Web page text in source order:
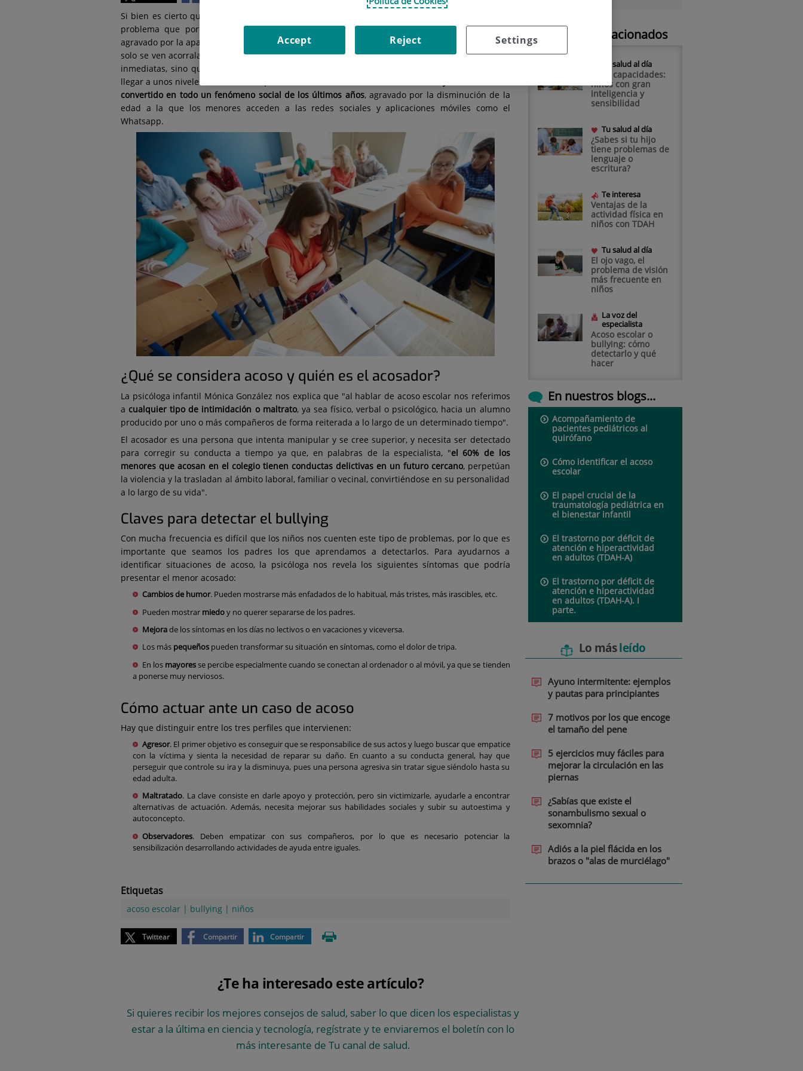
Si bien es cierto que el acoso escolar que hoy en día conocemos por el término bullying es un
problema que por desgracia ha existido toda la vida, en la actualidad la situación se ha
agravado por la aparición de una nueva vía de acoso: los medios digitales. Ahora los menores no
solo se ven acorralados física y psicológicamente en persona, durante las horas de colegio y las
inmediatas, sino que el acoso puede extenderse a las 24 horas del día y, lo que es aún peor,
llegar a unos niveles de difusión impensables hace unos años. Ciertamente,
convertido en todo un fenómeno social de los últimos años, agravado por la disminución de la
edad a la que los menores acceden a las redes sociales y aplicaciones móviles como el
Whatsapp.
¿Qué se considera acoso y quién es el acosador?
La psicóloga infantil Mónica González nos explica que "al hablar de acoso escolar nos referimos
a cualquier tipo de intimidación o maltrato, ya sea físico, verbal o psicológico, hacia un alumno
producido por uno o más compañeros de forma reiterada a lo largo de un determinado tiempo".
El acosador es una persona que intenta manipular y se cree superior, y necesita ser detectado
para corregir su conducta a tiempo ya que, en palabras de la especialista, "el 60% de los
menores que acosan en el colegio tienen conductas delictivas en un futuro cercano, perpetúan
la violencia y la trasladan al ámbito laboral, familiar o vecinal, convirtiéndose en su personalidad
a lo largo de su vida".
Claves para detectar el bullying
Con mucha frecuencia es difícil que los niños nos cuenten este tipo de problemas, por lo que es
importante que seamos los padres los que aprendamos a detectarlos. Para ayudarnos a
identificar situaciones de acoso, la psicóloga nos revela los siguientes síntomas que podría
presentar el menor acosado:
Cambios de humor. Pueden mostrarse más enfadados de lo habitual, más tristes, más irascibles, etc.
Pueden mostrar miedoy no querer separarse de los padres.
Mejorade los síntomas en los días no lectivos o en vacaciones y viceversa.
Los más pequeños pueden transformar su situación en síntomas, como el dolor de tripa.
En los mayoresse percibe especialmente cuando se conectan al ordenador o al móvil, ya que se tienden
a ponerse muy nerviosos.
Cómo actuar ante un caso de acoso
Hay que distinguir entre los tres perfiles que intervienen:
Agresor. El primer objetivo es conseguir que se responsabilice de sus actos y luego buscar que empatice
con la víctima y sienta la necesidad de reparar su daño. En cuanto a su conducta general, hay que
perseguir que controle su ira y la disminuya, pues una persona agresiva sin tratar sigue siéndolo hasta su
edad adulta.
Maltratado. La clave consiste en darle apoyo y protección, pero sin victimizarle, ayudarle a encontrar
alternativas de actuación. Además, necesita mejorar sus habilidades sociales y subir su autoestima y
autoconcepto.
Observadores. Deben empatizar con sus compañeros, por lo que es necesario potenciar la
sensibilización desarrollando actividades de ayuda entre iguales.
Etiquetas
acoso escolar | bullying | niños
Twittear Compartir Compartir
¿Te ha interesado este artículo?
Si quieres recibir los mejores consejos de salud, saber lo que dicen los especialistas y
estar a la última en ciencia y tecnología, regístrate y te enviaremos el boletín con lo
más interesante de Tu canal de salud.
Artículos relacionados
Tu salud al día
Altas capacidades:
niños con gran
inteligencia y
sensibilidad
Tu salud al día
¿Sabes si tu hijo
tiene problemas de
lenguaje o
escritura?
Te interesa
Ventajas de la
actividad física en
niños con TDAH
Tu salud al día
El ojo vago, el
problema de visión
más frecuente en
niños
La voz del
especialista
Acoso escolar o
bullying: cómo
detectarlo y qué
hacer
En nuestros blogs...
Acompañamiento de
pacientes pediátricos al
quirófano
Cómo identificar el acoso
escolar
El papel crucial de la
traumatología pediátrica en
el bienestar infantil
El trastorno por déficit de
atención e hiperactividad
en adultos (TDAH-A)
El trastorno por déficit de
atención e hiperactividad
en adultos (TDAH-A). I
parte.
Lo másleído
Ayuno intermitente: ejemplos
y pautas para principiantes
7 motivos por los que encoge
el tamaño del pene
5 ejercicios muy fáciles para
mejorar la circulación en las
piernas
¿Sabías que existe el
sonambulismo sexual o
sexomnia?
Adiós a la piel flácida en los
brazos o "alas de murciélago"
Settings
Reject
Accept